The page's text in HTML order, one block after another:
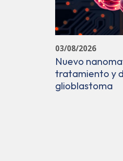
03/08/2026
Nuevo
tratamiento y
glioblastoma